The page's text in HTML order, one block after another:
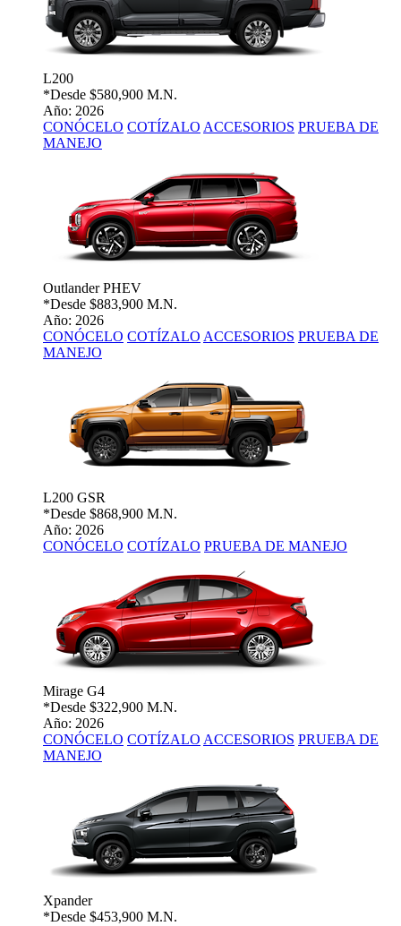
L200
*Desde $580,900 M.N.
Año: 2026
CONÓCELO COTÍZALO ACCESORIOS PRUEBA DE
MANEJO
Outlander PHEV
*Desde $883,900 M.N.
Año: 2026
CONÓCELO COTÍZALO ACCESORIOS PRUEBA DE
MANEJO
L200 GSR
*Desde $868,900 M.N.
Año: 2026
CONÓCELO COTÍZALO PRUEBA DE MANEJO
Mirage G4
*Desde $322,900 M.N.
Año: 2026
CONÓCELO COTÍZALO ACCESORIOS PRUEBA DE
MANEJO
Xpander
*Desde $453,900 M.N.